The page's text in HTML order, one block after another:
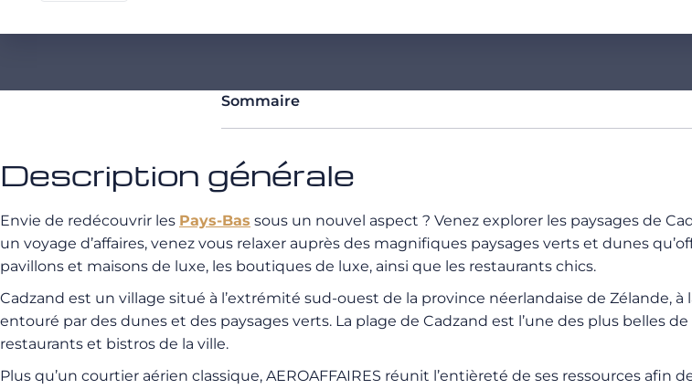
Sommaire
Description générale
Envie de redécouvrir les Pays-Bas sous un nouvel aspect ? Venez explorer les paysages de
un voyage d’affaires, venez vous relaxer auprès des magnifiques paysages verts et dunes
pavillons et maisons de luxe, les boutiques de luxe, ainsi que les restaurants chics.
Cadzand est un village situé à l’extrémité sud-ouest de la province néerlandaise de Zélande, à
entouré par des dunes et des paysages verts. La plage de Cadzand est l’une des plus belles
restaurants et bistros de la ville.
Plus qu’un courtier aérien classique, AEROAFFAIRES réunit l’entièreté de ses ressources afin